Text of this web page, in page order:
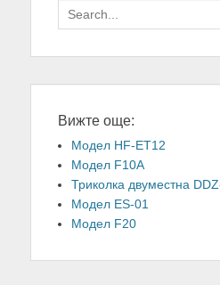
Search
for:
Вижте още:
Модел HF-ET12
Модел F10A
Триколка двуместна
Модел ES-01
Модел F20